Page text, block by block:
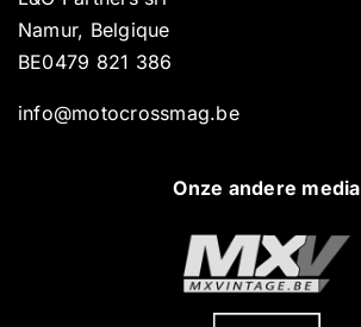
Namur, Belgique
BE0479 821 386
info@motocrossmag.be
Onze andere media